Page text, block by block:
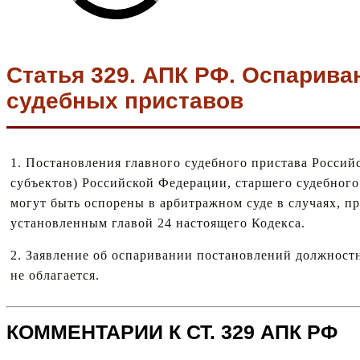
Статья 329. АПК РФ.
судебных приставов
1. Постановления главного судебного пристава
субъектов) Российской Федерации, старшего
могут быть оспорены в арбитражном суде в случаях,
установленным главой 24 настоящего Кодекса.
2. Заявление об оспаривании постановлений
не облагается.
КОММЕНТАРИИ К СТ. 329 АПК РФ